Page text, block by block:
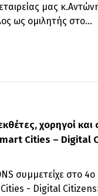
μας
ως ομιλητής στο...
χορηγοί και
Cities – Digital
συμμετείχε στο 4ο
- Digital Citizens»